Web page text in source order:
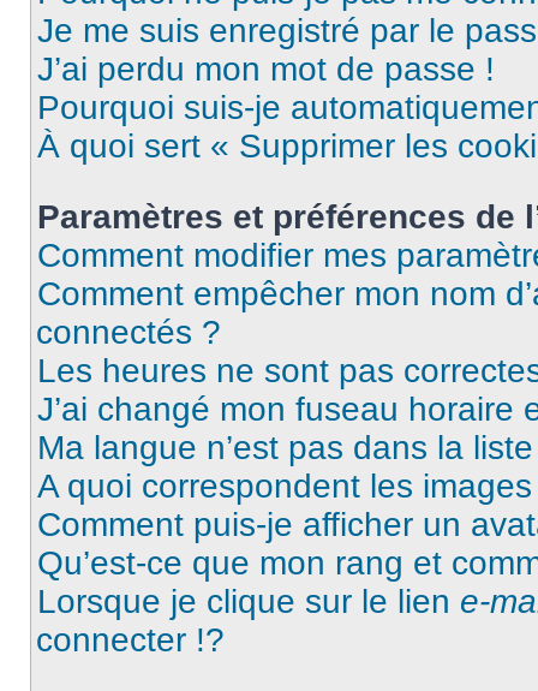
Je me suis enregistré par le
J’ai perdu mon mot de passe !
Pourquoi suis-je
À quoi sert « Supprimer les
Paramètres et préférences de
Comment modifier mes
Comment empêcher mon nom
connectés ?
Les heures ne sont pas
J’ai changé mon fuseau horaire
Ma langue n’est pas dans la
A quoi correspondent les
Comment puis-je afficher un
Qu’est-ce que mon rang et
Lorsque je clique sur le lien e-
connecter !?